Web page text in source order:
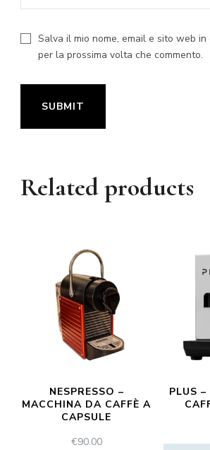
Salva il mio nome, email e sito web
per la prossima volta che commento.
Related products
NESPRESSO –
MACCHINA DA CAFFÈ A
CAPSULE
€90.00
PLUS